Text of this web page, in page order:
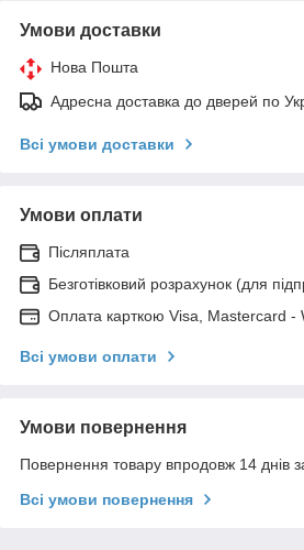
Умови доставки
Нова Пошта
Адресна доставка до дверей по
Всі умови доставки
Умови оплати
Післяплата
Безготівковий розрахунок (для
Оплата карткою Visa, Mastercard -
Всі умови оплати
Умови повернення
Повернення товару впродовж 14 днів
Всі умови повернення